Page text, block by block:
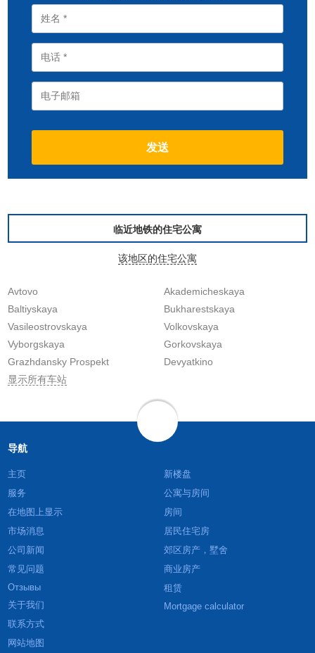
临近地铁的住宅公寓
该地区的住宅公寓
Avtovo
Akademicheskaya
Baltiyskaya
Bukharestskaya
Vasileostrovskaya
Volkovskaya
Vyborgskaya
Gorkovskaya
Grazhdansky Prospekt
Devyatkino
显示所有车站
导航
主页
服务
在地图上显示
市场消息
公司新闻
常见问题
Отзывы
关于我们
联系方式
网站地图
新楼盘
公寓与房间
房间
居民住宅房
郊区房产，墅舍
商业房产
租赁
Mortgage calculator